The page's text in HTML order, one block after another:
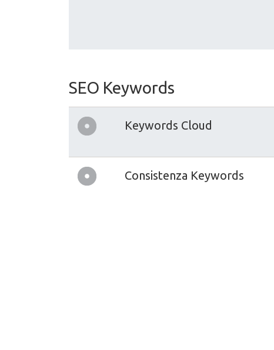
SEO Keywords
Keywords Cloud
Consistenza Keywords